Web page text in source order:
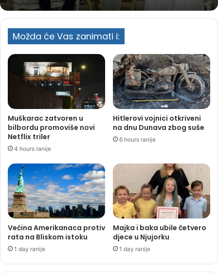
Možda će Vas zanimati i:
Muškarac zatvoren u
bilbordu promoviše novi
Netflix triler
4 hours ranije
Hitlerovi vojnici otkriveni
na dnu Dunava zbog suše
6 hours ranije
Većina Amerikanaca protiv
rata na Bliskom istoku
1 day ranije
Majka i baka ubile četvero
djece u Njujorku
1 day ranije